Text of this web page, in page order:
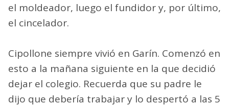
el moldeador, luego el fundidor y, por último,
el cincelador.
Cipollone siempre vivió en Garín. Comenzó en
esto a la mañana siguiente en la que decidió
dejar el colegio. Recuerda que su padre le
dijo que debería trabajar y lo despertó a las 5